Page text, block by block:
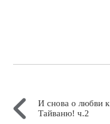
И снова о любви к
Тайваню! ч.2